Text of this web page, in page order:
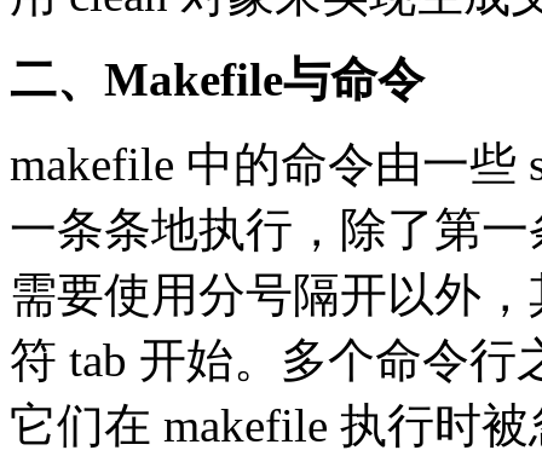
二、Makefile与命令
makefile 中的命令由一些
一条条地执行，除了第
需要使用分号隔开以外
符 tab 开始。多个命令
它们在 makefile 执行时